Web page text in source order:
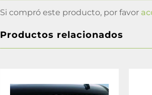
Si compró este producto, por favor
Productos relacionados